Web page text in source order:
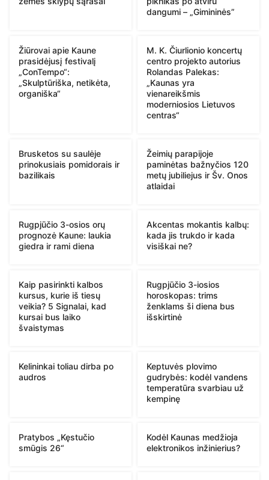
dangumi – „Gimininės”
Žiūrovai apie Kaune
prasidėjusį festivalį
„ConTempo“:
„Skulptūriška, netikėta,
organiška“
M. K. Čiurlionio koncertų
centro projekto autorius
Rolandas Palekas:
„Kaunas yra
vienareikšmis
moderniosios Lietuvos
centras“
Brusketos su saulėje
prinokusiais pomidorais ir
bazilikais
Žeimių parapijoje
paminėtas bažnyčios 120
metų jubiliejus ir Šv. Onos
atlaidai
Rugpjūčio 3-osios orų
prognozė Kaune: laukia
giedra ir rami diena
Akcentas mokantis kalbų:
kada jis trukdo ir kada
visiškai ne?
Kaip pasirinkti kalbos
kursus, kurie iš tiesų
veikia? 5 Signalai, kad
kursai bus laiko
švaistymas
Rugpjūčio 3-iosios
horoskopas: trims
ženklams ši diena bus
išskirtinė
Kelininkai toliau dirba po
audros
Keptuvės plovimo
gudrybės: kodėl vandens
temperatūra svarbiau už
kempinę
Pratybos „Kęstučio
smūgis 26“
Kodėl Kaunas medžioja
elektronikos inžinierius?